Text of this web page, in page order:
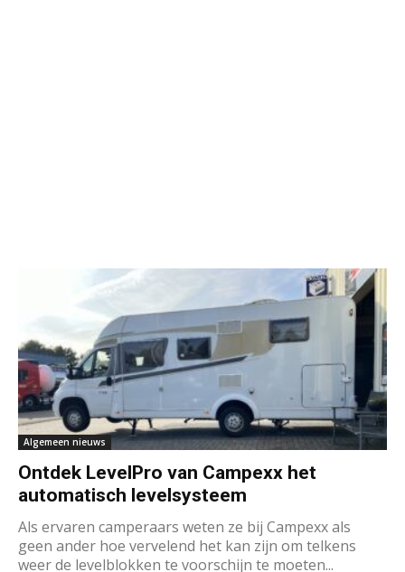
Algemeen nieuws
Ontdek LevelPro van Campexx het
automatisch levelsysteem
Als ervaren camperaars weten ze bij Campexx als
geen ander hoe vervelend het kan zijn om telkens
weer de levelblokken te voorschijn te moeten...